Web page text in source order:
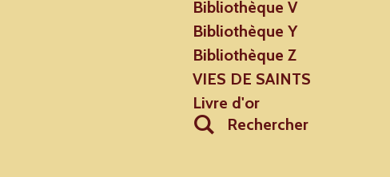
Bibliothèque V
Bibliothèque Y
Bibliothèque Z
VIES DE SAINTS
Livre d'or
Rechercher